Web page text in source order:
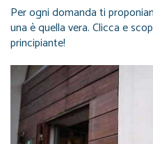
Per ogni domanda ti
una è quella vera. Clicca e
principiante!